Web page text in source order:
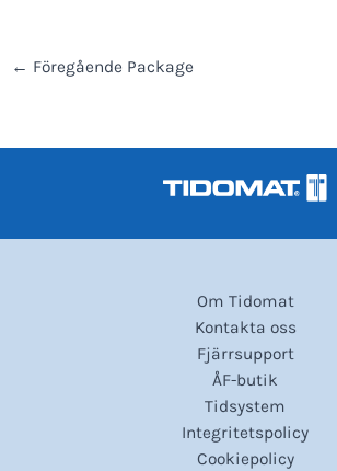
← Föregående Package
Om Tidomat
Kontakta oss
Fjärrsupport
ÅF-butik
Tidsystem
Integritetspolicy
Cookiepolicy